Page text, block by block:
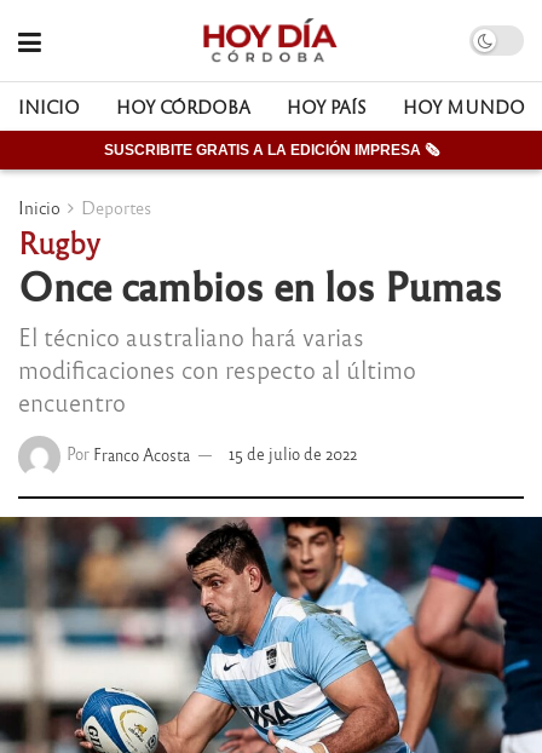
INICIO HOY CÓRDOBA HOY PAÍS HOY MUNDO
SUSCRIBITE GRATIS A LA EDICIÓN IMPRESA 🗞
Inicio Deportes
Rugby
Once cambios en los Pumas
El técnico australiano hará varias
modificaciones con respecto al último
encuentro
Por Franco Acosta 15 de julio de 2022